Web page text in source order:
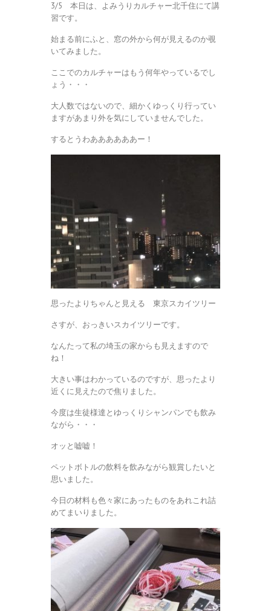
3/5 本日は、よみうりカルチャー北千住にて講
習です。
始まる前にふと、窓の外から何が見えるのか覗
いてみました。
ここでのカルチャーはもう何年やっているでし
ょう・・・
大人数ではないので、細かくゆっくり行ってい
ますがあまり外を気にしていませんでした。
するとうわああああああー！
思ったよりちゃんと見える 東京スカイツリー
さすが、おっきいスカイツリーです。
なんたって私の埼玉の家からも見えますので
ね！
大きい事はわかっているのですが、思ったより
近くに見えたので焦りました。
今度は生徒様達とゆっくりシャンパンでも飲み
ながら・・・
オッと嘘嘘！
ペットボトルの飲料を飲みながら観賞したいと
思いました。
今日の材料も色々家にあったものをあれこれ詰
めてまいりました。